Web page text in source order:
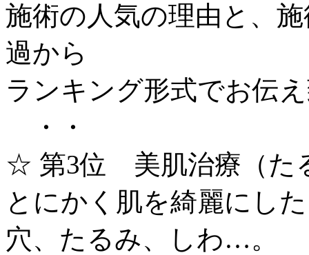
施術の人気の理由と、
過から
ランキング形式でお伝
・・
☆ 第3位 美肌治療（た
とにかく肌を綺麗にし
穴、たるみ、しわ…。